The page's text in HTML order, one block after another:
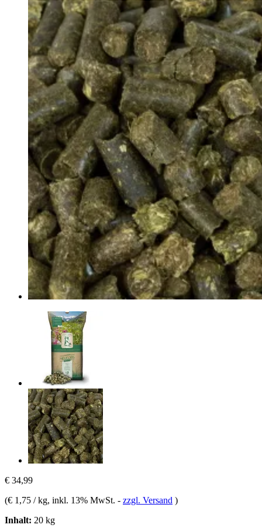
€ 34,99
(€ 1,75 / kg, inkl. 13% MwSt. - zzgl. Versand )
Inhalt: 20 kg